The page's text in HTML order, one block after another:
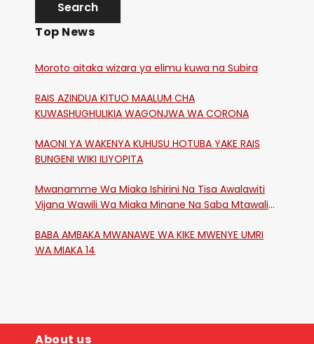
Top News
Moroto aitaka wizara ya elimu kuwa na Subira
RAIS AZINDUA KITUO MAALUM CHA
KUWASHUGHULIKIA WAGONJWA WA CORONA
MAONI YA WAKENYA KUHUSU HOTUBA YAKE RAIS
BUNGENI WIKI ILIYOPITA
Mwanamme Wa Miaka Ishirini Na Tisa Awalawiti
Vijana Wawili Wa Miaka Minane Na Saba Mtawalia
BABA AMBAKA MWANAWE WA KIKE MWENYE UMRI
WA MIAKA 14
About us